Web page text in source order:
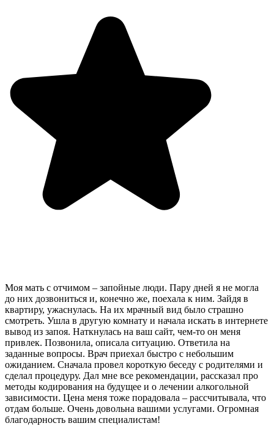
Моя мать с отчимом – запойные люди. Пару дней я не могла
до них дозвониться и, конечно же, поехала к ним. Зайдя в
квартиру, ужаснулась. На их мрачный вид было страшно
смотреть. Ушла в другую комнату и начала искать в интернете
вывод из запоя. Наткнулась на ваш сайт, чем-то он меня
привлек. Позвонила, описала ситуацию. Ответила на
заданные вопросы. Врач приехал быстро с небольшим
ожиданием. Сначала провел короткую беседу с родителями и
сделал процедуру. Дал мне все рекомендации, рассказал про
методы кодирования на будущее и о лечении алкогольной
зависимости. Цена меня тоже порадовала – рассчитывала, что
отдам больше. Очень довольна вашими услугами. Огромная
благодарность вашим специалистам!